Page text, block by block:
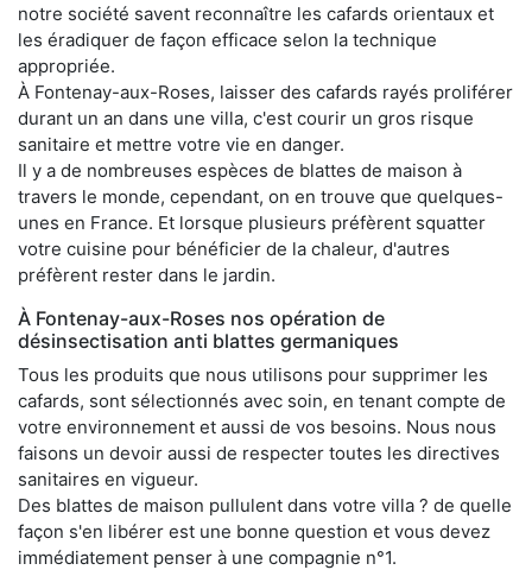
notre société savent reconnaître les cafards orientaux et
les éradiquer de façon efficace selon la technique
appropriée.
À Fontenay-aux-Roses, laisser des cafards rayés proliférer
durant un an dans une villa, c'est courir un gros risque
sanitaire et mettre votre vie en danger.
Il y a de nombreuses espèces de blattes de maison à
travers le monde, cependant, on en trouve que quelques-
unes en France. Et lorsque plusieurs préfèrent squatter
votre cuisine pour bénéficier de la chaleur, d'autres
préfèrent rester dans le jardin.
À Fontenay-aux-Roses nos opération de
désinsectisation anti blattes germaniques
Tous les produits que nous utilisons pour supprimer les
cafards, sont sélectionnés avec soin, en tenant compte de
votre environnement et aussi de vos besoins. Nous nous
faisons un devoir aussi de respecter toutes les directives
sanitaires en vigueur.
Des blattes de maison pullulent dans votre villa ? de quelle
façon s'en libérer est une bonne question et vous devez
immédiatement penser à une compagnie n°1.